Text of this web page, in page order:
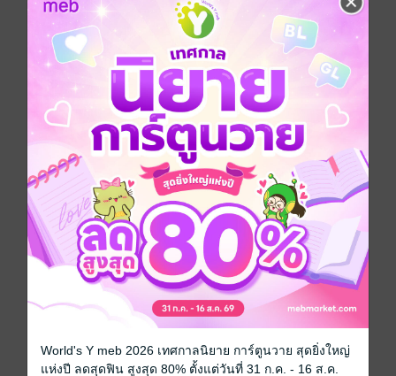
Boy love / Yaoi ดรามา โรแมนติก 18+
วงการบันเทิง
ซีรีส์ เมื่อพระเอกตัวร้ายกลายเป็นเจ้านายของผม
ประเภทไฟล์ pdf, epub
วันที่วางขาย 21 กรกฎาคม 2568
ความยาว 659 หน้า (≈ 231,051 คำ)
ราคาปก 420 บาท (ประหยัด 55%)
เล่มอื่นๆ ในซีรีส์ ดูทั้งหมด
World's Y meb 2026 เทศกาลนิยาย การ์ตูนวาย สุดยิ่งใหญ่
แห่งปี ลดสุดฟิน สูงสุด 80% ตั้งแต่วันที่ 31 ก.ค. - 16 ส.ค.